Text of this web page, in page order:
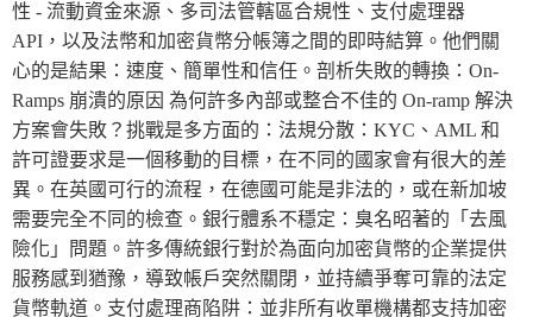
性 - 流動資金來源、多司法管轄區合規性、支付處理器
API，以及法幣和加密貨幣分帳簿之間的即時結算。他們關
心的是結果：速度、簡單性和信任。剖析失敗的轉換：On-
Ramps 崩潰的原因 為何許多內部或整合不佳的 On-ramp 解決
方案會失敗？挑戰是多方面的：法規分散：KYC、AML 和
許可證要求是一個移動的目標，在不同的國家會有很大的差
異。在英國可行的流程，在德國可能是非法的，或在新加坡
需要完全不同的檢查。銀行體系不穩定：臭名昭著的「去風
險化」問題。許多傳統銀行對於為面向加密貨幣的企業提供
服務感到猶豫，導致帳戶突然關閉，並持續爭奪可靠的法定
貨幣軌道。支付處理商陷阱：並非所有收單機構都支持加密